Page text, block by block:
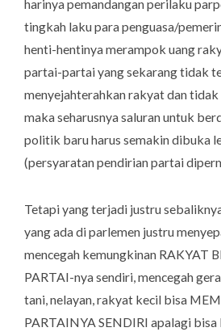
harinya pemandangan perilaku
tingkah laku para penguasa/
henti-hentinya merampok uang
partai-partai yang sekarang tidak
menyejahterahkan rakyat dan
maka seharusnya saluran untuk
politik baru harus semakin dibuka
(persyaratan pendirian partai
Tetapi yang terjadi justru
yang ada di parlemen justru
mencegah kemungkinan RAKYAT
PARTAI-nya sendiri, mencegah
tani, nelayan, rakyat kecil bisa
PARTAINYA SENDIRI apalagi